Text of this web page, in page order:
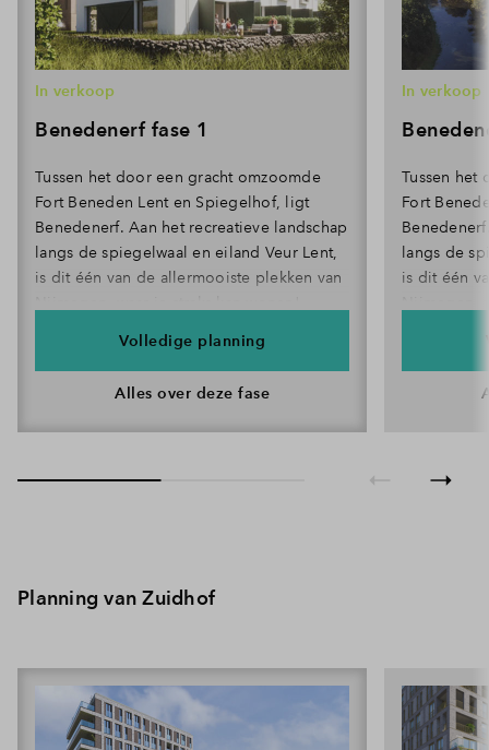
Inloggen
Benedenerf fase 1
In verkoop
Tussen het door een gracht omzoomde
Fort Beneden Lent en Spiegelhof, ligt
Benedenerf. Aan het recreatieve landschap
langs de spiegelwaal en eiland Veur Lent,
is dit één van de allermooiste plekken van
Volledige planning
Alles over deze fase
In verkoop
Tussen het
Fort
langs de
is dit één
Planning van Zuidhof